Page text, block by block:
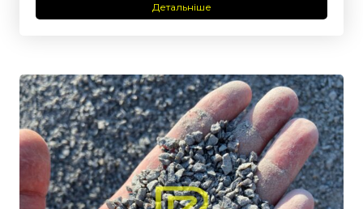
Детальніше